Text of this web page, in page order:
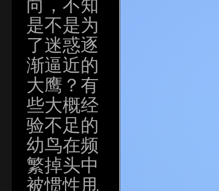
向，不知
是不是为
了迷惑逐
渐逼近的
大鹰？有
些大概经
验不足的
幼鸟在频
繁掉头中
被惯性甩